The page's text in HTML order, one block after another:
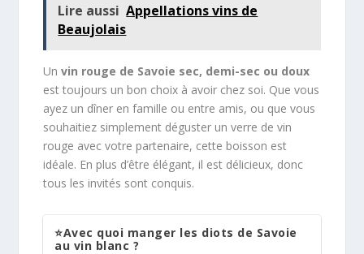
Lire aussi Appellations vins de
Beaujolais
Unvin rouge de Savoie sec, demi-sec ou doux
est toujours un bon choix à avoir chez soi. Que vous
ayez un dîner en famille ou entre amis, ou que vous
souhaitiez simplement déguster un verre de vin
rouge avec votre partenaire, cette boisson est
idéale. En plus d’être élégant, il est délicieux, donc
tous les invités sont conquis.
⭐Avec quoi manger les diots de Savoie
au vin blanc ?